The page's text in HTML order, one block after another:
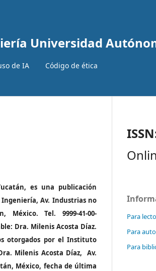
Universidad
de IA Código de ética
es una publicación
Av. Industrias no
Tel. 9999-41-00-
Dra. Milenis Acosta Díaz.
otorgados por el Instituto
Milenis Acosta Díaz, Av.
México, fecha de última
Para
Para
Para